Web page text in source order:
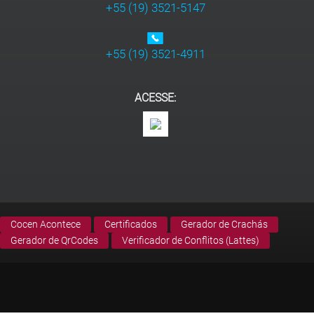
+55 (19) 3521-5147
+55 (19) 3521-4911
ACESSE:
Cocen Acontece Certificados
Gerador de Crachás
Gerador de QrCodes
Verificador de Conflitos (Lattes)